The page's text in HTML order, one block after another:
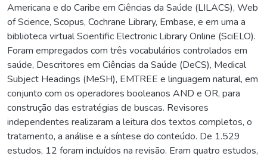
Americana e do Caribe em Ciências da Saúde (LILACS), Web
of Science, Scopus, Cochrane Library, Embase, e em uma a
biblioteca virtual Scientific Electronic Library Online (SciELO).
Foram empregados com três vocabulários controlados em
saúde, Descritores em Ciências da Saúde (DeCS), Medical
Subject Headings (MeSH), EMTREE e linguagem natural, em
conjunto com os operadores booleanos AND e OR, para
construção das estratégias de buscas. Revisores
independentes realizaram a leitura dos textos completos, o
tratamento, a análise e a síntese do conteúdo. De 1.529
estudos, 12 foram incluídos na revisão. Eram quatro estudos,